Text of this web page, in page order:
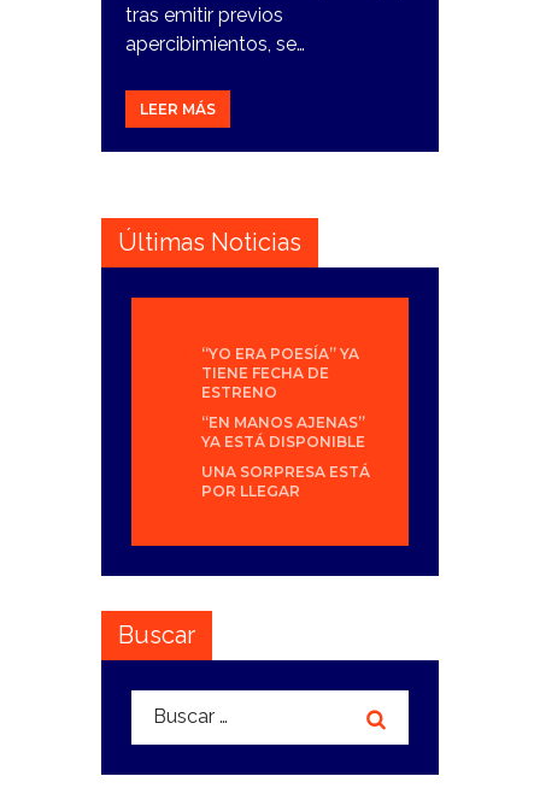
tras emitir previos
apercibimientos, se…
LEER MÁS
Últimas Noticias
“YO ERA POESÍA” YA
TIENE FECHA DE
ESTRENO
“EN MANOS AJENAS”
YA ESTÁ DISPONIBLE
UNA SORPRESA ESTÁ
POR LLEGAR
Buscar
Buscar: